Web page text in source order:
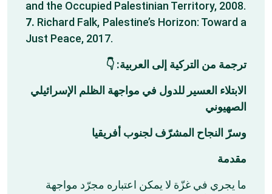
and the Occupied Palestinian Territory, 2008.
7. Richard Falk, Palestine’s Horizon: Toward a
Just Peace, 2017.
ترجمة من التركية إلى العربية: 👇
الابتلاء العسير للدول في مواجهة الظلم الإسرائيلي
الصهيوني
وسرّ النجاح المشرّف لجنوب أفريقيا
مقدمة
ما يجري في غزّة لا يمكن اعتباره مجرّد مواجهة